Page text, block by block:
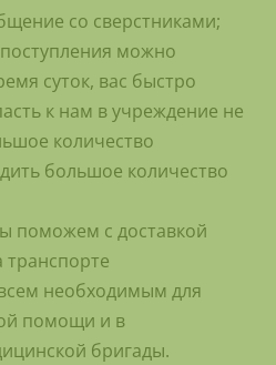
со сверстниками;
можно
суток, вас быстро
к нам в учреждение не
количество
большое количество
поможем с доставкой
транспорте
необходимым для
помощи и в
бригады.